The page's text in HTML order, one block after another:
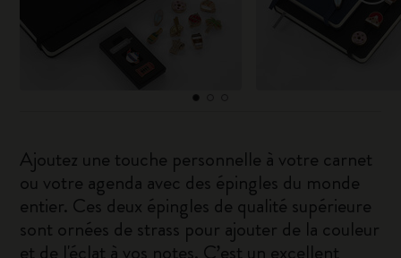
Ajoutez une touche personnelle à votre carnet
ou votre agenda avec des épingles du monde
entier. Ces deux épingles de qualité supérieure
sont ornées de strass pour ajouter de la couleur
et de l'éclat à vos notes. C’est un excellent